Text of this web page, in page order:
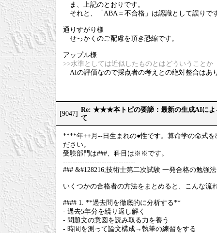
ま、上記のとおりです。
それと、「ABA＝不合格」は認識として誤りで
通りすがり様
せっかくのご配慮を頂き恐縮です。
アップル様
>>水準としては近似したものとはどういうことか
AIの評価なので採点者の考えとの絶対整合はあ
[9047]
Re: ★★★本トピの要諦：最新の生成AIによ
て
****年++月--日生まれの●性です。算命学の命式
ださい。
受験部門は###、科目は※※です。
------------------------------
### &#128216;技術士第二次試験 一発合格の勉強法
いくつかの合格者の方法をまとめると、こんな流
#### 1. **過去問を徹底的に分析する**
- 過去5年分を繰り返し解く
- 問題文の意図を読み取る力を養う
- 時間を測って論文構成→執筆の練習をする